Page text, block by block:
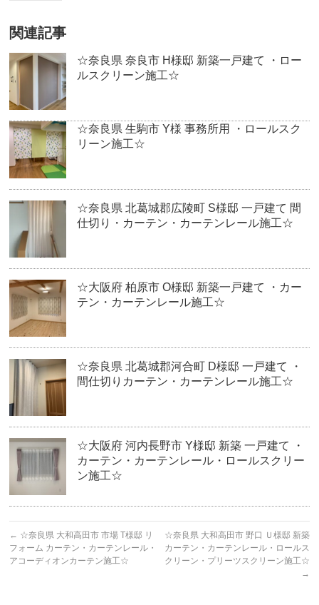
関連記事
☆奈良県 奈良市 H様邸 新築一戸建て ・ロー
ルスクリーン施工☆
☆奈良県 生駒市 Y様 事務所用 ・ロールスク
リーン施工☆
☆奈良県 北葛城郡広陵町 S様邸 一戸建て 間
仕切り・カーテン・カーテンレール施工☆
☆大阪府 柏原市 O様邸 新築一戸建て ・カー
テン・カーテンレール施工☆
☆奈良県 北葛城郡河合町 D様邸 一戸建て ・
間仕切りカーテン・カーテンレール施工☆
☆大阪府 河内長野市 Y様邸 新築 一戸建て ・
カーテン・カーテンレール・ロールスクリー
ン施工☆
← ☆奈良県 大和高田市 市場 T様邸 リ
フォーム カーテン・カーテンレール・
アコーディオンカーテン施工☆
☆奈良県 大和高田市 野口 Ｕ様邸 新築
カーテン・カーテンレール・ロールス
クリーン・プリーツスクリーン施工☆
→